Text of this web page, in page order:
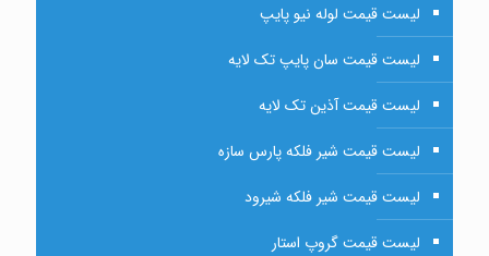
لیست قیمت لوله نیو پایپ
لیست قیمت سان پایپ تک لایه
لیست قیمت آذین تک لایه
لیست قیمت شیر فلکه پارس سازه
لیست قیمت شیر فلکه شیرود
لیست قیمت گروپ استار